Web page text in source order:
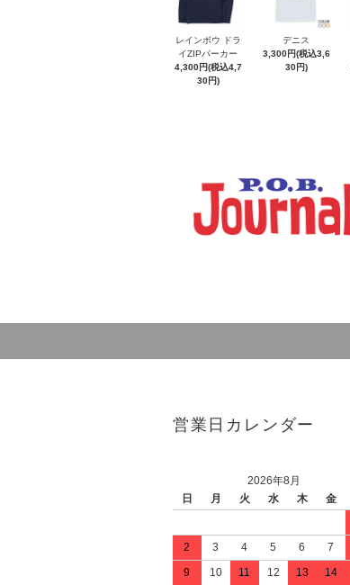
レインボウ ドラ
イZIPパーカー
4,300円(税込4,7
30円)
デニス
3,300円(税込3,6
30円)
営業日カレンダー
2026年8月
日
月 火 水 木 金
2
3 4 5 6 7
9
10 11 12 13 14